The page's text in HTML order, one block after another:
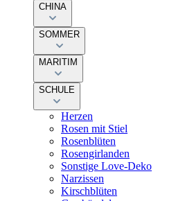
CHINA
SOMMER
MARITIM
SCHULE
Herzen
Rosen mit Stiel
Rosenblüten
Rosengirlanden
Sonstige Love-Deko
Narzissen
Kirschblüten